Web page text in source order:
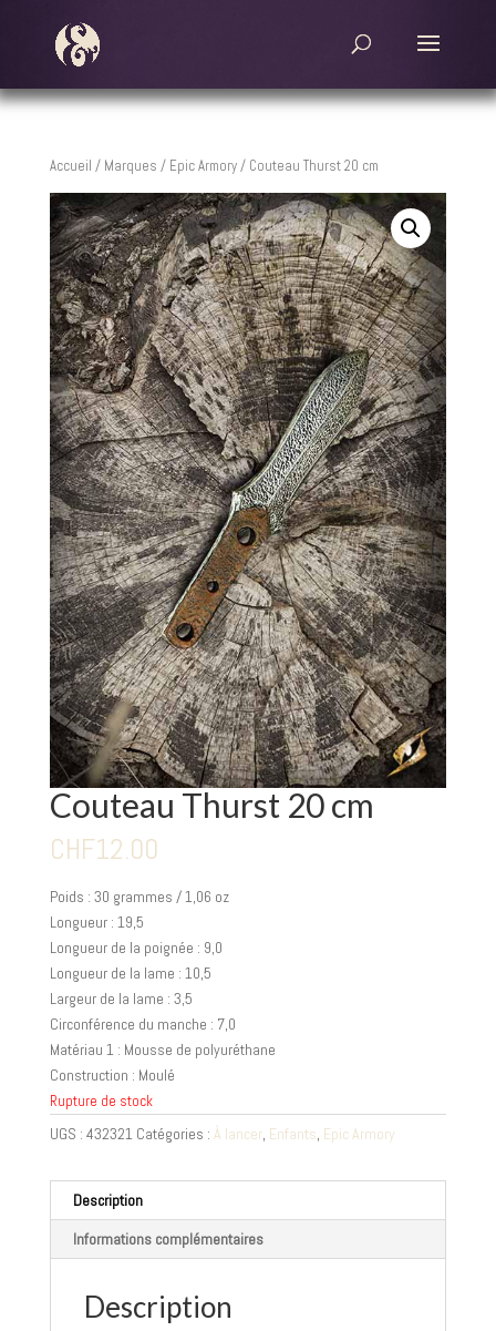
Accueil / Marques / Epic Armory/ Couteau Thurst 20 cm
Couteau Thurst 20 cm
CHF12.00
Poids : 30 grammes / 1,06 oz
Longueur : 19,5
Longueur de la poignée : 9,0
Longueur de la lame : 10,5
Largeur de la lame : 3,5
Circonférence du manche : 7,0
Matériau 1 : Mousse de polyuréthane
Construction : Moulé
Rupture de stock
UGS : 432321 Catégories : À lancer, Enfants, Epic Armory
Description
Informations complémentaires
Description